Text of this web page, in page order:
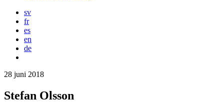
sv
fr
es
en
de
28 juni 2018
Stefan Olsson